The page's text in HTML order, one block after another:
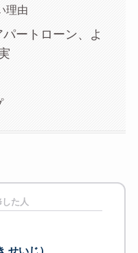
理由
ートローン、よ
した人